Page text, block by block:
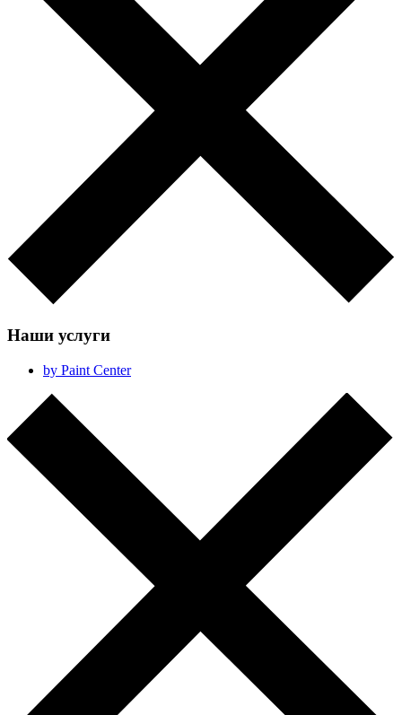
Наши услуги
by Paint Center